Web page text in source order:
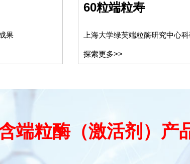
果
60粒端粒寿
上海大学绿芙端粒酶研究中心
探索更多>>
端粒酶（激活剂）产